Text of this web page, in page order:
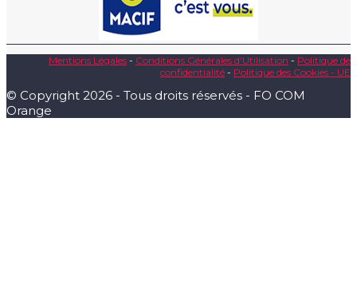
Mentions Légales - Conditions Générales d'Utilisation - Politique de
confidentialité - Politique des Cookies - UE
© Copyright 2026 - Tous droits réservés - FO COM
Orange